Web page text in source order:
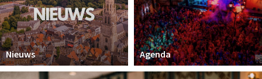
Nieuws, interviews & blogs
Eten
Drinken
Nieuws Agenda